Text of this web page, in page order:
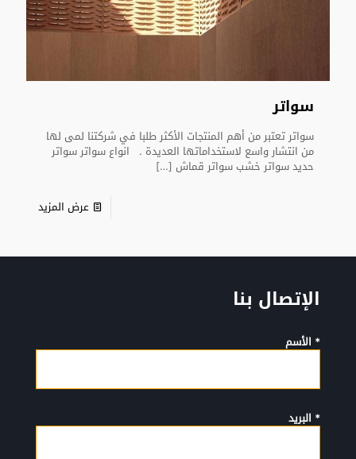
سواتر
سواتر تعتبر من أهم المنتجات الأكثر طلبا في شركتنا لمى لها
من انتشار واسع لاستخداماتها العديدة . انواع سواتر سواتر
حديد سواتر خشب سواتر قماش […]
عرض المزيد
الإتصال بنا
* الأسم
* البريد